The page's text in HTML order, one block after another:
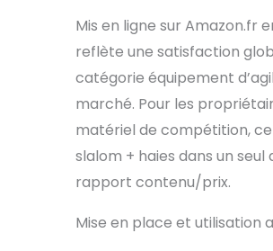
Mis en ligne sur Amazon.fr
reflète une satisfaction
catégorie équipement
marché. Pour les
matériel de compétition,
slalom + haies dans un
rapport contenu/prix.
Mise en place et utilisation